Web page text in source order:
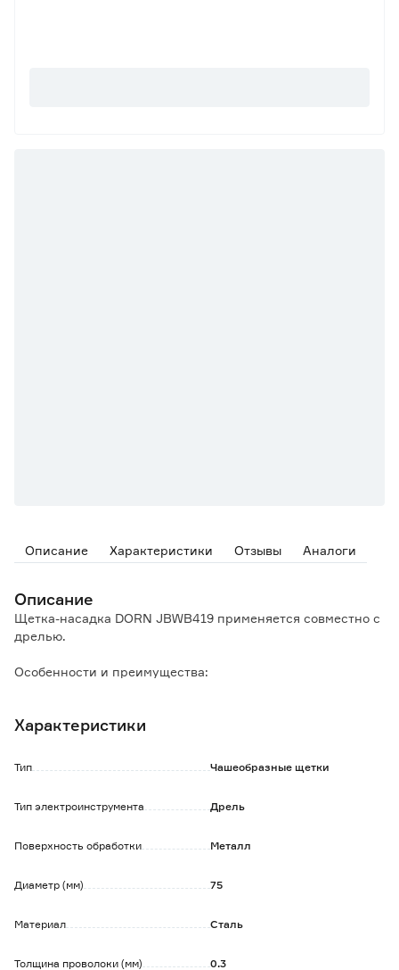
Описание Характеристики Отзывы Аналоги
Описание
Щетка-насадка DORN JBWB419 применяется совместно с
дрелью.
Особенности и преимущества:
- чашечная форма способствует хорошему прилеганию и
Характеристики
Тип Чашеобразные щетки
Тип электроинструмента Дрель
Поверхность обработки Металл
Диаметр (мм) 75
Материал Сталь
Толщина проволоки (мм) 0.3